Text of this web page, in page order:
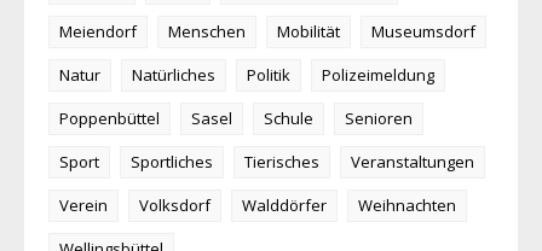
Meiendorf
Menschen Mobilität
Museumsdorf
Natur
Natürliches Politik
Polizeimeldung
Poppenbüttel
Sasel Schule
Senioren
Sport
Sportliches Tierisches
Veranstaltungen
Verein
Volksdorf Walddörfer
Weihnachten